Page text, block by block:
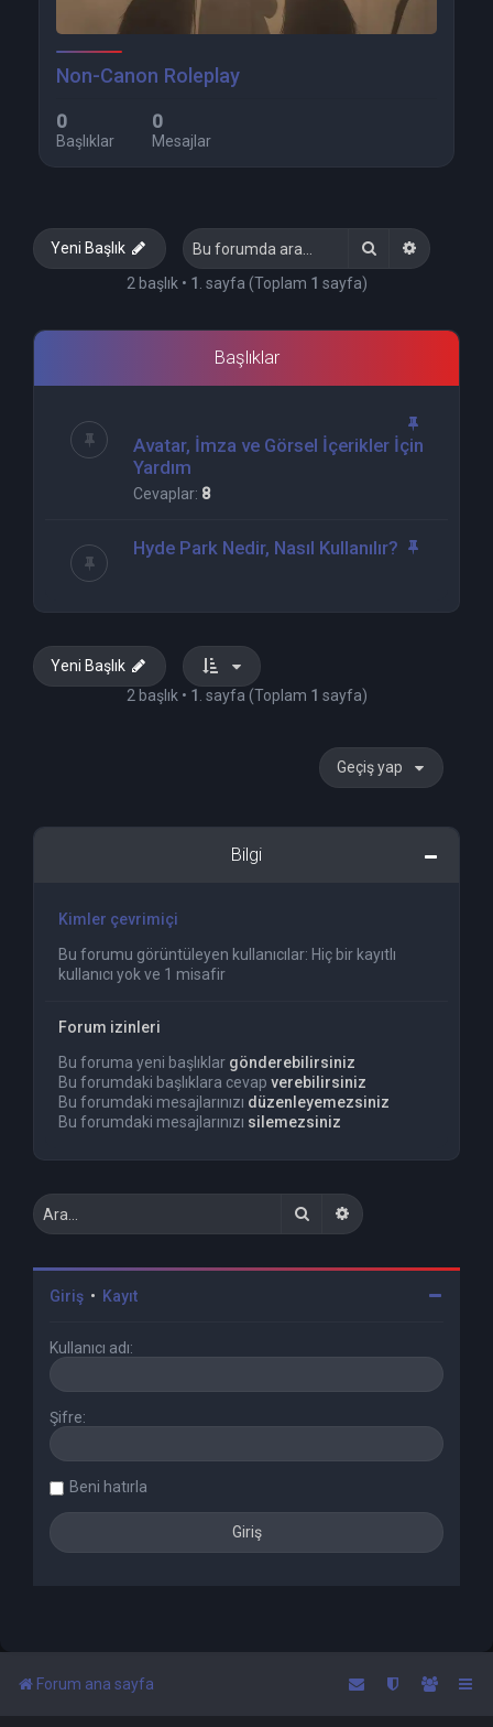
Non-Canon Roleplay
0
Başlıklar
0
Mesajlar
Yeni Başlık Gelişmiş
2 başlık • 1 . sayfa (Toplam 1 sayfa)
Başlıklar
Avatar, İmza ve Görsel İçerikler İçin
Yardım
Cevaplar: 8
Hyde Park Nedir, Nasıl Kullanılır?
Yeni Başlık
2 başlık • 1 . sayfa (Toplam 1 sayfa)
Geçiş yap
Bilgi
Kimler çevrimiçi
Bu forumu görüntüleyen kullanıcılar: Hiç bir kayıtlı
kullanıcı yok ve 1 misafir
Forum izinleri
Bu foruma yeni başlıklar gönderebilirsiniz
Bu forumdaki başlıklara cevap verebilirsiniz
Bu forumdaki mesajlarınızı düzenleyemezsiniz
Bu forumdaki mesajlarınızı silemezsiniz
Gelişmiş arama
Giriş • Kayıt
Kullanıcı adı:
Şifre:
Beni hatırla
Forum ana sayfa